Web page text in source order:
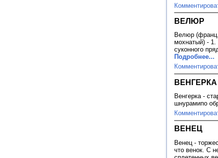
ВЕЛЮР
Велюр
мохнатый) - 1.
суконного
Подробнее...
ВЕНГЕРКА
Венгерка -
шнурамипо
ВЕНЕЦ
Венец -
что венок. С